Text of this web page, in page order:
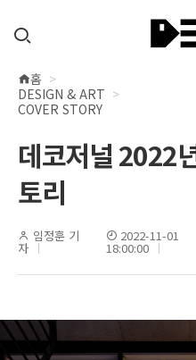
현
재
치
홈
DESIGN & ART
COVER STORY
데코저널 2022
토리
임정훈 기
자
2022-11-01
18:00:00